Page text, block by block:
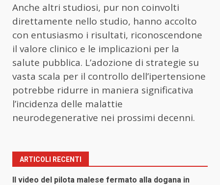
Anche altri studiosi, pur non coinvolti
direttamente nello studio, hanno accolto
con entusiasmo i risultati, riconoscendone
il valore clinico e le implicazioni per la
salute pubblica. L’adozione di strategie su
vasta scala per il controllo dell’ipertensione
potrebbe ridurre in maniera significativa
l’incidenza delle malattie
neurodegenerative nei prossimi decenni.
ARTICOLI RECENTI
Il video del pilota malese fermato alla dogana in